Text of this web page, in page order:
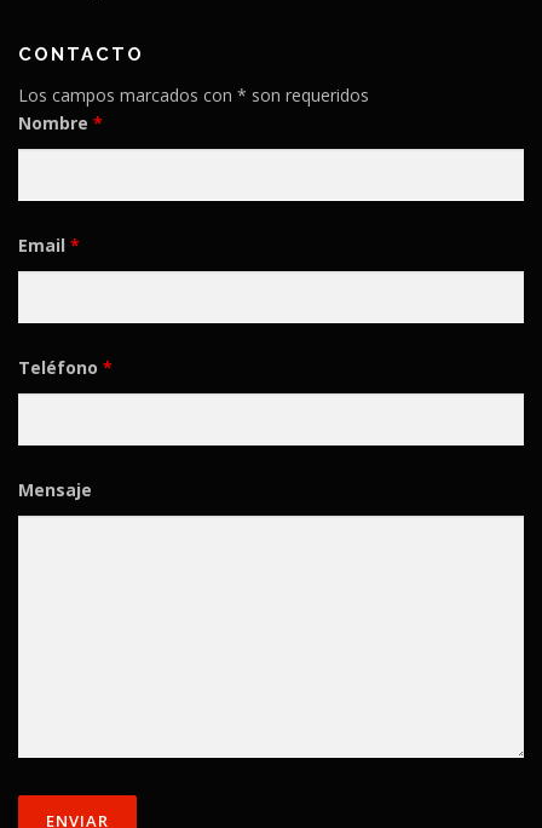
CONTACTO
Los campos marcados con * son requeridos
Nombre *
Email *
Teléfono *
Mensaje